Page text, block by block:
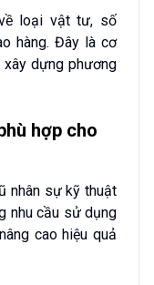
loại vật tư, số
hàng. Đây là cơ
dựng phương
hợp cho
nhân sự kỹ thuật
nhu cầu sử dụng
cao hiệu quả